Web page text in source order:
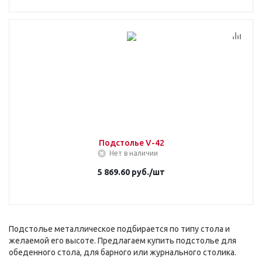
Подстолье V-42
Нет в наличии
5 869.60 руб./шт
Подстолье металлическое подбирается по типу стола и
желаемой его высоте. Предлагаем купить подстолье для
обеденного стола, для барного или журнального столика.